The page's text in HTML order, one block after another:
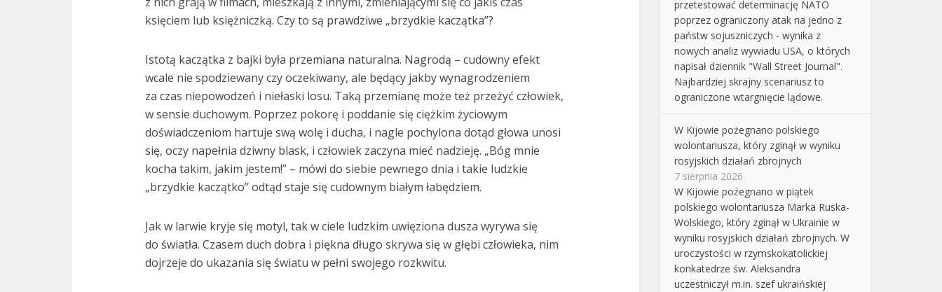
księciem lub księżniczką. Czy to są prawdziwe „brzydkie kaczątka”?
Istotą kaczątka z bajki była przemiana naturalna. Nagrodą – cudowny efekt
wcale nie spodziewany czy oczekiwany, ale będący jakby wynagrodzeniem
za czas niepowodzeń i niełaski losu. Taką przemianę może też przeżyć człowiek,
w sensie duchowym. Poprzez pokorę i poddanie się ciężkim życiowym
doświadczeniom hartuje swą wolę i ducha, i nagle pochylona dotąd głowa unosi
się, oczy napełnia dziwny blask, i człowiek zaczyna mieć nadzieję. „Bóg mnie
kocha takim, jakim jestem!” – mówi do siebie pewnego dnia i takie ludzkie
„brzydkie kaczątko” odtąd staje się cudownym białym łabędziem.
Jak w larwie kryje się motyl, tak w ciele ludzkim uwięziona dusza wyrywa się
do światła. Czasem duch dobra i piękna długo skrywa się w głębi człowieka, nim
dojrzeje do ukazania się światu w pełni swojego rozkwitu.
przetestować determinację NATO
poprzez ograniczony atak na jedno z
państw sojuszniczych - wynika z
nowych analiz wywiadu USA, o których
napisał dziennik "Wall Street Journal".
Najbardziej skrajny scenariusz to
ograniczone wtargnięcie lądowe.
W Kijowie pożegnano polskiego
wolontariusza, który zginął w wyniku
rosyjskich działań zbrojnych
7 sierpnia 2026
W Kijowie pożegnano w piątek
polskiego wolontariusza Marka Ruska-
Wolskiego, który zginął w Ukrainie w
wyniku rosyjskich działań zbrojnych. W
uroczystości w rzymskokatolickiej
konkatedrze św. Aleksandra
uczestniczył m.in. szef ukraińskiej